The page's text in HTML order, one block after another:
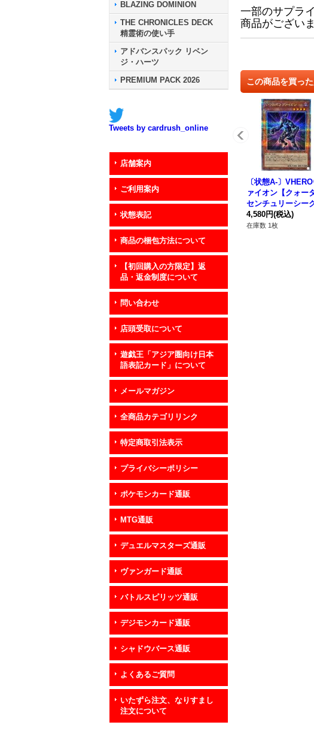
BLAZING DOMINION
THE CHRONICLES DECK
精霊術の使い手
アドバンスパック リベン
ジ・ハーツ
PREMIUM PACK 2026
Tweets by cardrush_online
店舗案内
ご利用案内
状態表記
商品の梱包方法について
【初回購入の方限定】返
品・返金制度について
問い合わせ
店頭受取について
遊戯王「アジア圏向け日本
語表記カード」について
メールマガジン
全商品カテゴリリンク
特定商取引法表示
プライバシーポリシー
ポケモンカード通販
MTG通販
デュエルマスターズ通販
ヴァンガード通販
バトルスピリッツ通販
デジモンカード通販
シャドウバース通販
よくあるご質問
いたずら注文、なりすまし
注文について
一部のサプラ
商品がございま
この商品を買っ
〔状態A-〕
ァイオン【クォー
センチュリーシー
ット】{QCCU-
《モンスター》
4,580円(税込)
在庫数 1枚